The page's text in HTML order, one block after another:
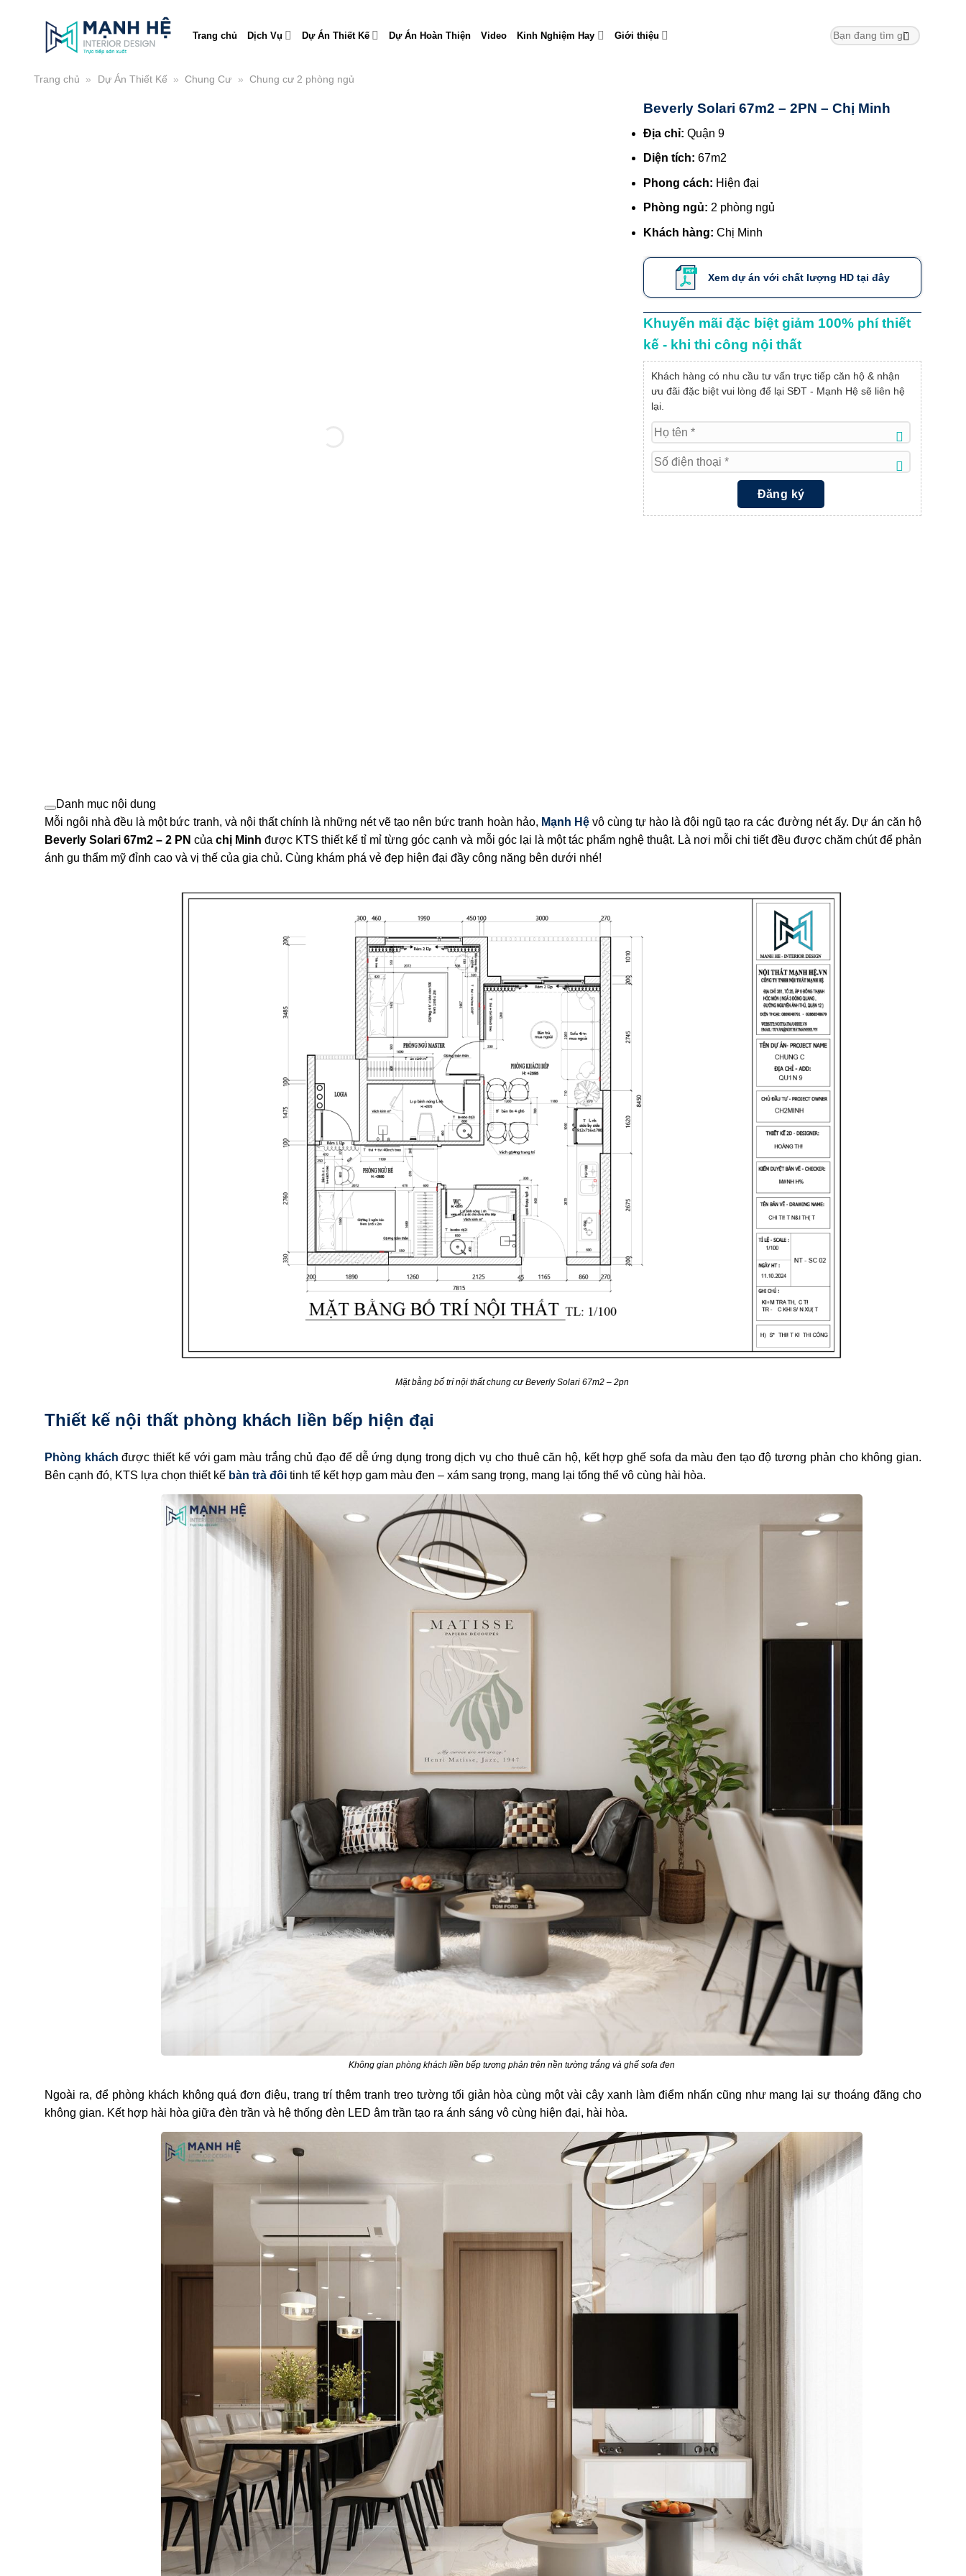
Trang chủ Dịch Vụ Dự Án Thiết Kế Dự Án Hoàn Thiện Video Kinh Nghiệm Hay Giới thiệu
Trang chủ » Dự Án Thiết Kế » Chung Cư » Chung cư 2 phòng ngủ
Beverly Solari 67m2 – 2PN – Chị Minh
Địa chỉ: Quận 9
Diện tích: 67m2
Phong cách: Hiện đại
Phòng ngủ: 2 phòng ngủ
Khách hàng: Chị Minh
Xem dự án với chất lượng HD tại đây
Khuyến mãi đặc biệt giảm 100% phí thiết
kế - khi thi công nội thất
Khách hàng có nhu cầu tư vấn trực tiếp căn hộ & nhận
ưu đãi đặc biệt vui lòng để lại SĐT - Mạnh Hệ sẽ liên hệ
lại.
Danh mục nội dung
Mỗi ngôi nhà đều là một bức tranh, và nội thất chính là những nét vẽ tạo nên bức tranh hoàn hảo, Mạnh Hệvô cùng tự hào là đội ngũ tạo ra các đường nét ấy. Dự án căn hộ
Beverly Solari 67m2 – 2 PN củachị Minh được KTS thiết kế tỉ mỉ từng góc cạnh và mỗi góc lại là một tác phẩm nghệ thuật. Là nơi mỗi chi tiết đều được chăm chút để phản
ánh gu thẩm mỹ đỉnh cao và vị thế của gia chủ. Cùng khám phá vẻ đẹp hiện đại đầy công năng bên dưới nhé!
Mặt bằng bố trí nội thất chung cư Beverly Solari 67m2 – 2pn
Thiết kế nội thất phòng khách liền bếp hiện đại
Phòng khách được thiết kế với gam màu trắng chủ đạo để dễ ứng dụng trong dịch vụ cho thuê căn hộ, kết hợp ghế sofa da màu đen tạo độ tương phản cho không gian.
Bên cạnh đó, KTS lựa chọn thiết kế bàn trà đôi tinh tế kết hợp gam màu đen – xám sang trọng, mang lại tổng thể vô cùng hài hòa.
Không gian phòng khách liền bếp tương phản trên nền tường trắng và ghế sofa đen
Ngoài ra, để phòng khách không quá đơn điệu, trang trí thêm tranh treo tường tối giản hòa cùng một vài cây xanh làm điểm nhấn cũng như mang lại sự thoáng đãng cho
không gian. Kết hợp hài hòa giữa đèn trần và hệ thống đèn LED âm trần tạo ra ánh sáng vô cùng hiện đại, hài hòa.